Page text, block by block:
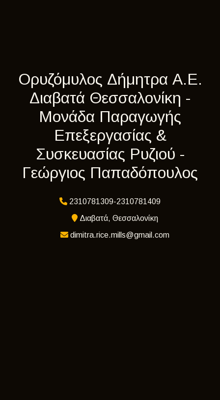
Ορυζόμυλος Δήμητρα Α.Ε.
Διαβατά Θεσσαλονίκη -
Μονάδα Παραγωγής
Επεξεργασίας &
Συσκευασίας Ρυζιού -
Γεώργιος Παπαδόπουλος
2310781309-2310781409
Διαβατά, Θεσσαλονίκη
dimitra.rice.mills@gmail.com